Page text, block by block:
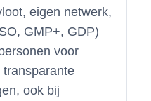
eigen netwerk,
GMP+, GDP)
voor
ook bij